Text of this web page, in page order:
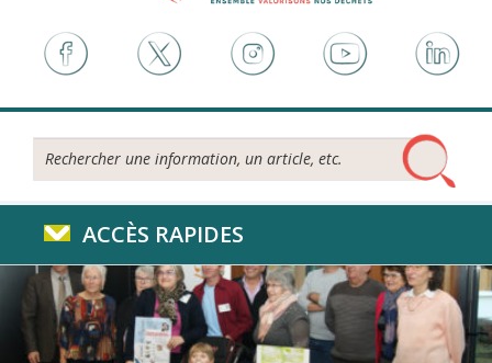
Rechercher...
ACCÈS RAPIDES